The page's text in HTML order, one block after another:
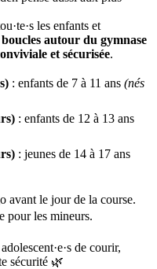
les enfants et
boucles autour du gymnase
et sécurisée.
: enfants de 7 à 11 ans (nés
: enfants de 12 à 13 ans
: jeunes de 14 à 17 ans
avant le jour de la course.
pour les mineurs.
de courir,
sécurité 🌿